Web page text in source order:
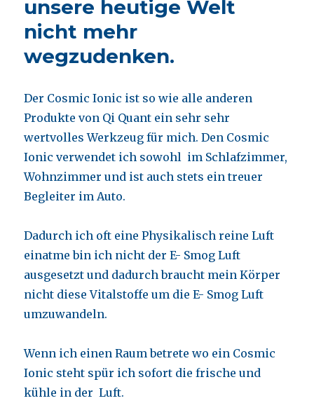
unsere heutige Welt
nicht mehr
wegzudenken.
Der Cosmic Ionic ist so wie alle anderen
Produkte von Qi Quant ein sehr sehr
wertvolles Werkzeug für mich. Den Cosmic
Ionic verwendet ich sowohl im Schlafzimmer,
Wohnzimmer und ist auch stets ein treuer
Begleiter im Auto.
Dadurch ich oft eine Physikalisch reine Luft
einatme bin ich nicht der E- Smog Luft
ausgesetzt und dadurch braucht mein Körper
nicht diese Vitalstoffe um die E- Smog Luft
umzuwandeln.
Wenn ich einen Raum betrete wo ein Cosmic
Ionic steht spür ich sofort die frische und
kühle in der Luft.